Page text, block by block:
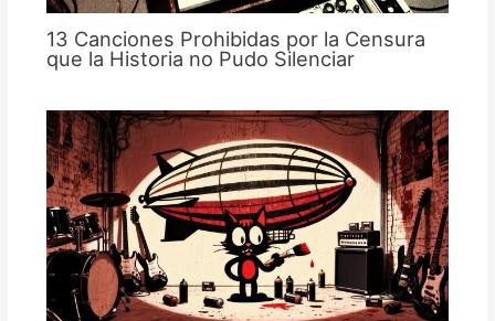
13 Canciones Prohibidas por la Censura
que la Historia no Pudo Silenciar